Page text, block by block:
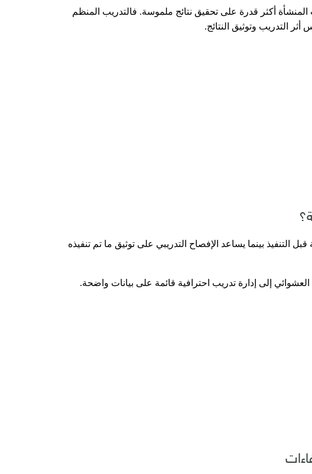
أكثر قدرة على تحقيق نتائج ملموسة. فالتدريب المنظم
التدريب وتوثيق النتائج.
التنفيذ بينما يساعد الإفصاح التدريبي على توثيق ما تم تنفيذه
إلى إدارة تدريب احترافية قائمة على بيانات واضحة.